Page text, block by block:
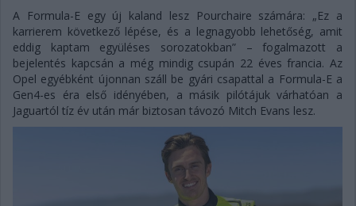
A Formula-E egy új kaland lesz Pourchaire számára: „Ez a
karrierem következő lépése, és a legnagyobb lehetőség, amit
eddig kaptam együléses sorozatokban” – fogalmazott a
bejelentés kapcsán a még mindig csupán 22 éves francia. Az
Opel egyébként újonnan száll be gyári csapattal a Formula-E a
Gen4-es éra első idényében, a másik pilótájuk várhatóan a
Jaguartól tíz év után már biztosan távozó Mitch Evans lesz.